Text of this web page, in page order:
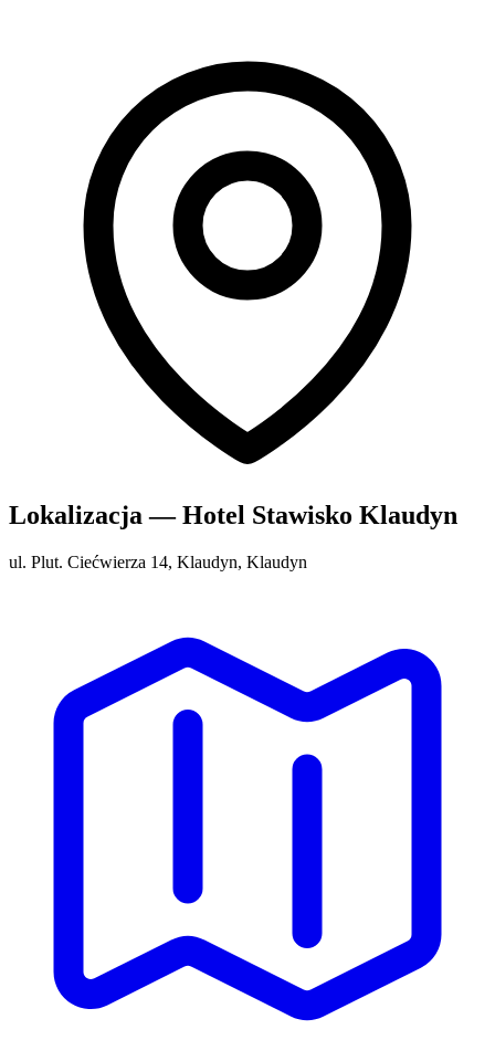
Lokalizacja — Hotel Stawisko Klaudyn
ul. Plut. Ciećwierza 14, Klaudyn, Klaudyn